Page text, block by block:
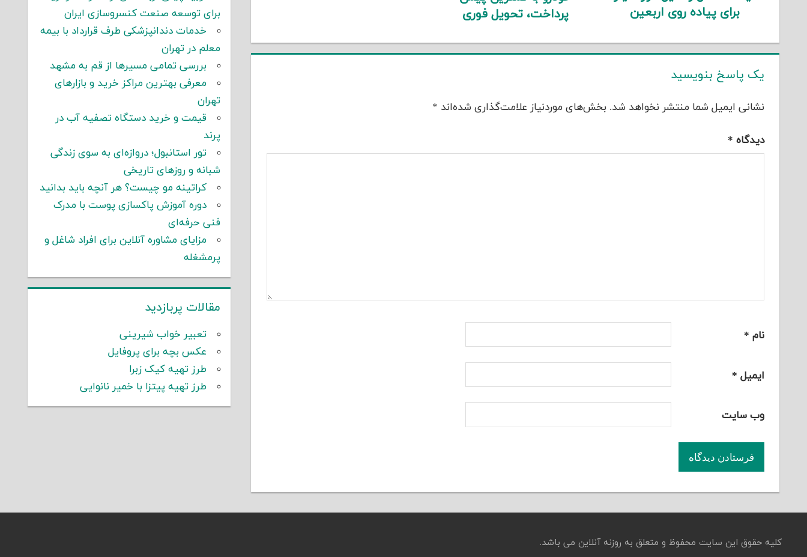
برای پیاده روی اربعین
پرداخت، تحویل فوری
یک پاسخ بنویسید
نشانی ایمیل شما منتشر نخواهد شد. بخش‌های موردنیاز علامت‌گذاری شده‌اند *
دیدگاه *
نام *
ایمیل *
وب‌ سایت
برای توسعه صنعت کنسروسازی ایران
خدمات دندانپزشکی طرف قرارداد با بیمه
معلم در تهران
بررسی تمامی مسیرها از قم به مشهد
معرفی بهترین مراکز خرید و بازارهای
تهران
قیمت و خرید دستگاه تصفیه آب در
پرند
تور استانبول؛ دروازه‌ای به سوی زندگی
شبانه و روزهای تاریخی
کراتینه مو چیست؟ هر آنچه باید بدانید
دوره آموزش پاکسازی پوست با مدرک
فنی حرفه‌ای
مزایای مشاوره آنلاین برای افراد شاغل و
پرمشغله
مقالات پربازدید
تعبیر خواب شیرینی
عکس بچه برای پروفایل
طرز تهیه کیک زبرا
طرز تهیه پیتزا با خمیر نانوایی
کلیه حقوق این سایت محفوظ و متعلق به روزنه آنلاین می باشد.